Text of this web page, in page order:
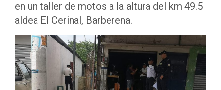
en un taller de motos a la altura del km 49.5
aldea El Cerinal, Barberena.